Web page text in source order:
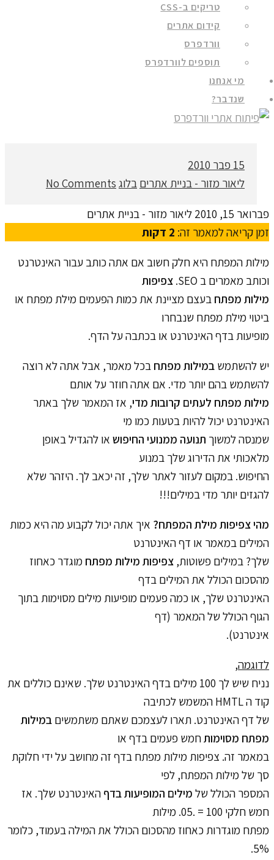
טריקים ב-CSS
קידום אתרים
וורדפרס
תוספים לוורדפרס
מי אנחנו
שנדבר?
15 פבר 2010
ליאור מזור - בניית אתרים בלוג No Comments
פברואר 15, 2010
ליאור מזור - בניית אתרים
זמן קריאה למאמר זה: 2 דקות
מילות המפתח היא חלק חשוב אם אתה כותב עבור האינטרנט
וכותב מאמרים ב SEO.
צפיפות
מילות מפתח בעצם מציינת את כמות הפעמים מילת מפתח או
ביטוי מילת מפתח שנבחרו
מופיעות בדף האינטרנט או בכתבה על הדף.
יש להשתמש במילות מפתח בכל מאמר, אבל אתה לא רוצה
להשתמש בהם יותר מדי. אם אתה חוזר על אותם
מילות מפתח לעתים קרובות מדי, אז המאמר שלך באתר
האינטרנט יכול להיות בטעות כמו מי
שמנסה למשוך תנועה ממנועי החיפוש או להגדיל באופן
מלאכותי את הדירוג שלך במנוע
החיפוש. במקום לעזור לאתר שלך, זה יכאב לך. היזהר שלא
להגזים יותר מדי במילים!!!
מהי צפיפות מילת המפתח? איך אתה יכול לקבוע מה היא כמות
המילים במאמר או דף האינטרנט
שלך? במילים פשוטות, צפיפות מילות מפתח מוגדר כאחוז
מהסכום הכולל את המילים בדף
האינטרנט שלך, או כמה פעמים מופיעות מילים מסוימות בתוך
הגוף הכולל של המאמר (דף
אינטרנט).
לדוגמה,
נניח שיש לך 100 מילים בדף האינטרנט שלך. שאינם כוללים את
קוד ה HMTL המשמש לכתיבה
של דף האינטרנט. תארו לעצמכם שאתם משתמשים במילות
מפתח מסוימותחמש פעמים בדף או
במאמר זה. צפיפות מילות מפתח בדף זה מחושב על ידי חלוקת
סך של מילות המפתח, לפי
המספר הכולל של מילים המופיעות בדף האינטרנט שלך. אז
חמש חלקי 100 = .05. מילות
מפתח מוגדרות כאחוז מהסכום הכולל את המילה בעמוד, כלומר
5%.